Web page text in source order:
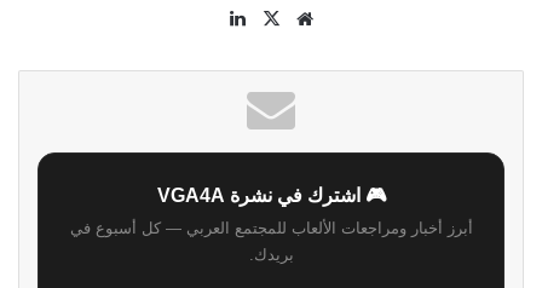
موقع
‫X
🎮 اشترك في نشرة VGA4A
أبرز أخبار ومراجعات الألعاب للمجتمع العربي — كل أسبوع في
بريدك.